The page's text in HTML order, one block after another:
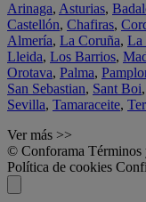
Arinaga, Asturias,
Castellón, Chafiras,
Almería, La Coruña, La
Lleida, Los Barrios,
Orotava, Palma,
San Sebastian, Sant Boi,
Sevilla, Tamaraceite,
Ver más >>
© Conforama Términos
Política de cookies